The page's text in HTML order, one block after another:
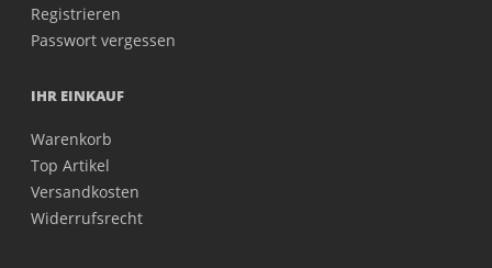
Registrieren
Passwort vergessen
IHR EINKAUF
Warenkorb
Top Artikel
Versandkosten
Widerrufsrecht